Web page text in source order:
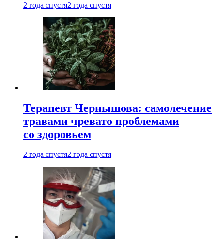
2 года спустя2 года спустя
Терапевт Чернышова: самолечение
травами чревато проблемами
со здоровьем
2 года спустя2 года спустя